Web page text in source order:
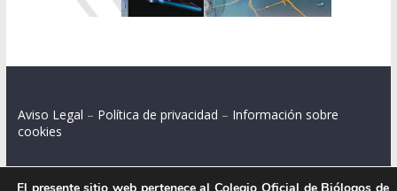
Aviso Legal – Política de privacidad – Información sobre
cookies